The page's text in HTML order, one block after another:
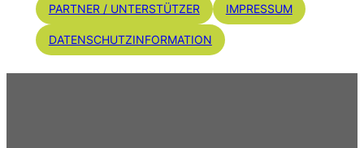
PARTNER / UNTERSTÜTZER IMPRESSUM
DATENSCHUTZINFORMATION